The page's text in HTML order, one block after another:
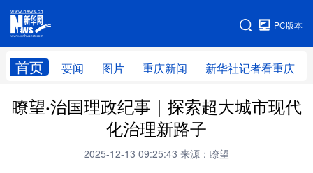
PC版本
首页 要闻 图片 重庆新闻 新华社记者看重庆
网站地图
瞭望·治国理政纪事｜探索超大城市现代
化治理新路子
2025-12-13 09:25:43 来源：瞭望